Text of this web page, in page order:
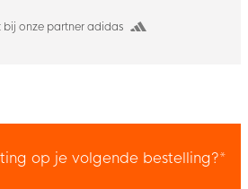
onze partner adidas
op je volgende bestelling?*